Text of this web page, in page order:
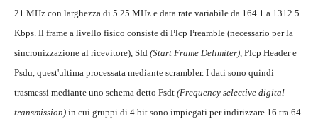
21 MHz con larghezza di 5.25 MHz e data rate variabile da 164.1 a 1312.5
Kbps. Il frame a livello fisico consiste di Plcp Preamble (necessario per la
sincronizzazione al ricevitore), Sfd (Start Frame Delimiter), Plcp Header e
Psdu, quest'ultima processata mediante scrambler. I dati sono quindi
trasmessi mediante uno schema detto Fsdt (Frequency selective digital
transmission) in cui gruppi di 4 bit sono impiegati per indirizzare 16 tra 64